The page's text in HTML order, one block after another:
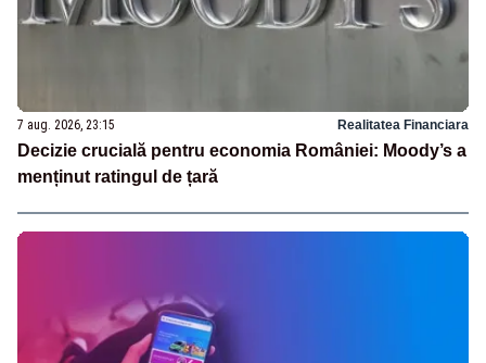
7 aug. 2026, 23:15 Realitatea Financiara
Decizie crucială pentru economia României: Moody’s a
menținut ratingul de țară